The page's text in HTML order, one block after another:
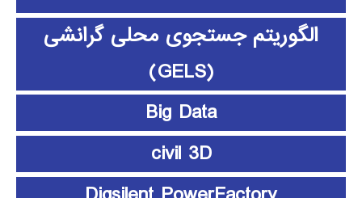
الگوریتم جستجوی محلی گرانشی
(GELS)
Big Data
civil 3D